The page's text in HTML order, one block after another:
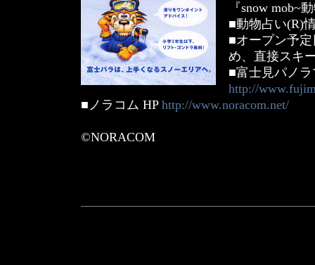
『snow mob~
■動物占い(R)
■オープン予定
め、直接スキ
■富士見パノラ
http://
■ノラコム HP http://www.noracom.net/
©NORACOM